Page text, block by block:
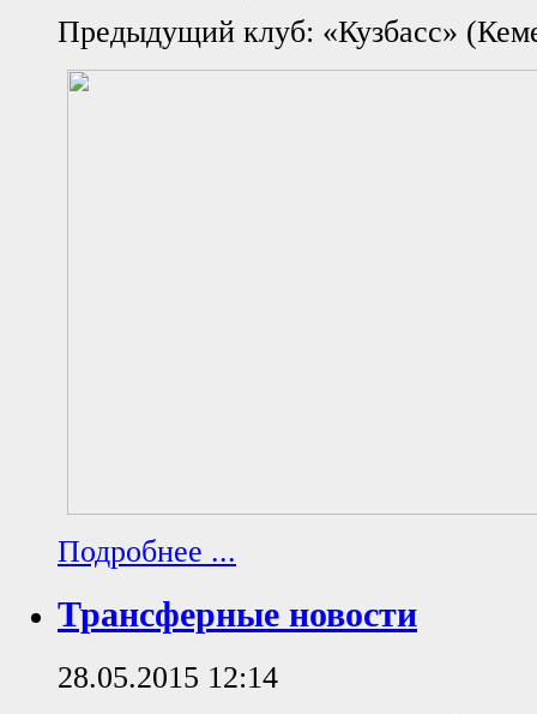
Предыдущий клуб: «Кузбасс»
Подробнее ...
Трансферные новости
28.05.2015 12:14